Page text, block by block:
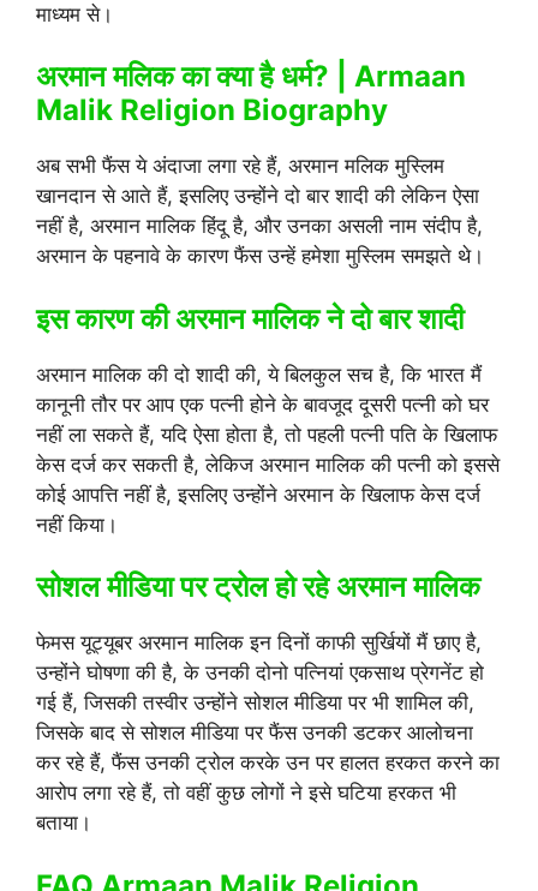
माध्यम से।
अरमान मलिक का क्या है धर्म? | Armaan
Malik Religion Biography
अब सभी फैंस ये अंदाजा लगा रहे हैं, अरमान मलिक मुस्लिम
खानदान से आते हैं, इसलिए उन्होंने दो बार शादी की लेकिन ऐसा
नहीं है, अरमान मालिक हिंदू है, और उनका असली नाम संदीप है,
अरमान के पहनावे के कारण फैंस उन्हें हमेशा मुस्लिम समझते थे।
इस कारण की अरमान मालिक ने दो बार शादी
अरमान मालिक की दो शादी की, ये बिलकुल सच है, कि भारत मैं
कानूनी तौर पर आप एक पत्नी होने के बावजूद दूसरी पत्नी को घर
नहीं ला सकते हैं, यदि ऐसा होता है, तो पहली पत्नी पति के खिलाफ
केस दर्ज कर सकती है, लेकिज अरमान मालिक की पत्नी को इससे
कोई आपत्ति नहीं है, इसलिए उन्होंने अरमान के खिलाफ केस दर्ज
नहीं किया।
सोशल मीडिया पर ट्रोल हो रहे अरमान मालिक
फेमस यूट्यूबर अरमान मालिक इन दिनों काफी सुर्खियों मैं छाए है,
उन्होंने घोषणा की है, के उनकी दोनो पत्नियां एकसाथ प्रेगनेंट हो
गई हैं, जिसकी तस्वीर उन्होंने सोशल मीडिया पर भी शामिल की,
जिसके बाद से सोशल मीडिया पर फैंस उनकी डटकर आलोचना
कर रहे हैं, फैंस उनकी ट्रोल करके उन पर हालत हरकत करने का
आरोप लगा रहे हैं, तो वहीं कुछ लोगों ने इसे घटिया हरकत भी
बताया।